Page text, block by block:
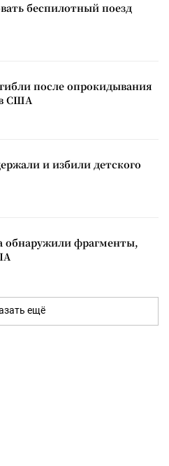
беспилотный поезд
после опрокидывания
США
и избили детского
обнаружили фрагменты,
ещё